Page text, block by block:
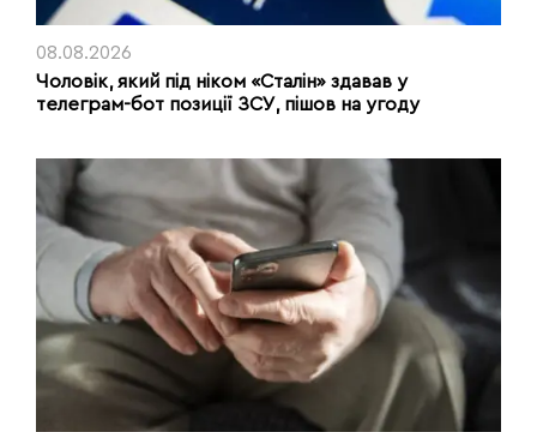
08.08.2026
Чоловік, який під ніком «Сталін» здавав у
телеграм-бот позиції ЗСУ, пішов на угоду